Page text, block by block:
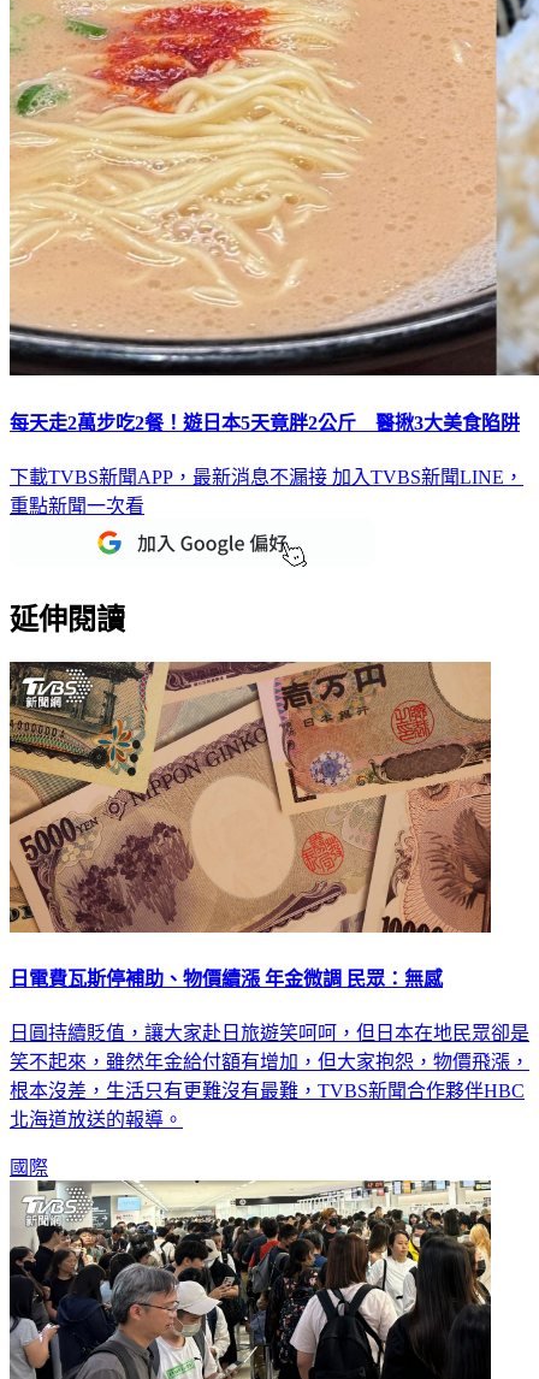
每天走2萬步吃2餐！遊日本5天竟胖2公斤 醫揪3大美食陷阱
下載TVBS新聞APP，最新消息不漏接 加入TVBS新聞LINE，
重點新聞一次看
延伸閱讀
日電費瓦斯停補助、物價續漲 年金微調 民眾：無感
日圓持續貶值，讓大家赴日旅遊笑呵呵，但日本在地民眾卻是
笑不起來，雖然年金給付額有增加，但大家抱怨，物價飛漲，
根本沒差，生活只有更難沒有最難，TVBS新聞合作夥伴HBC
北海道放送的報導。
國際